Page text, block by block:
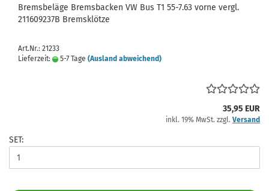
Bremsbeläge Bremsbacken VW Bus T1 55-7.63 vorne vergl.
211609237B Bremsklötze
Art.Nr.: 21233
Lieferzeit:
5-7 Tage (Ausland abweichend)
35,95 EUR
inkl. 19% MwSt. zzgl. Versand
SET: